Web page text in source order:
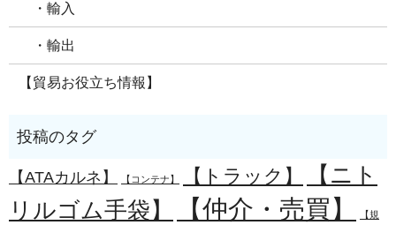
・輸入
・輸出
【貿易お役立ち情報】
【ATAカルネ】 【コンテナ】 【トラック】
【ニト
リルゴム手袋】
【仲介・売買】 【規